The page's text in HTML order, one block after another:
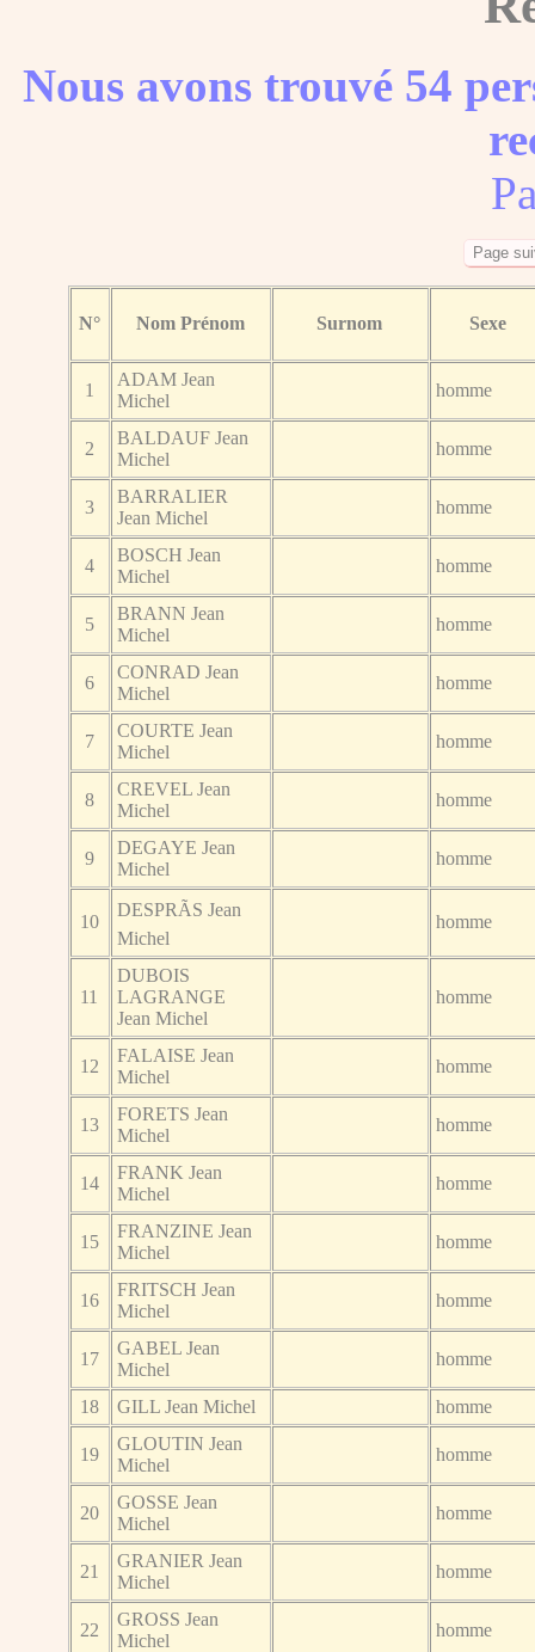
Nous avons trouvé 54
N° Nom Prénom Surnom Sexe
1
ADAM Jean
Michel
homme
2
BALDAUF Jean
Michel
homme
3
BARRALIER
Jean Michel
homme
4
BOSCH Jean
Michel
homme
5
BRANN Jean
Michel
homme
6
CONRAD Jean
Michel
homme
7
COURTE Jean
Michel
homme
8
CREVEL Jean
Michel
homme
9
DEGAYE Jean
Michel
homme
10
DESPRÃS Jean
Michel
homme
11
DUBOIS
LAGRANGE
Jean Michel
homme
12
FALAISE Jean
Michel
homme
13
FORETS Jean
Michel
homme
14
FRANK Jean
Michel
homme
15
FRANZINE Jean
Michel
homme
16
FRITSCH Jean
Michel
homme
17
GABEL Jean
Michel
homme
18 GILL Jean Michel homme
19
GLOUTIN Jean
Michel
homme
20
GOSSE Jean
Michel
homme
21
GRANIER Jean
Michel
homme
22
GROSS Jean
Michel
homme